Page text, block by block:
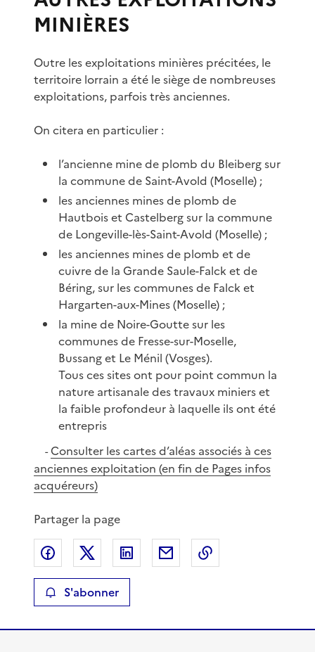
MINIÈRES
Outre les exploitations minières précitées, le
territoire lorrain a été le siège de nombreuses
exploitations, parfois très anciennes.
On citera en particulier :
l’ancienne mine de plomb du Bleiberg sur
la commune de Saint-Avold (Moselle) ;
les anciennes mines de plomb de
Hautbois et Castelberg sur la commune
de Longeville-lès-Saint-Avold (Moselle) ;
les anciennes mines de plomb et de
cuivre de la Grande Saule-Falck et de
Béring, sur les communes de Falck et
Hargarten-aux-Mines (Moselle) ;
la mine de Noire-Goutte sur les
communes de Fresse-sur-Moselle,
Bussang et Le Ménil (Vosges).
Tous ces sites ont pour point commun la
nature artisanale des travaux miniers et
la faible profondeur à laquelle ils ont été
entrepris
- Consulter les cartes d’aléas associés à ces
anciennes exploitation (en fin de Pages infos
acquéreurs)
Partager la page
Partager sur Facebook
Partager sur XPartager sur LinkedIn
Partager par email
S'abonner